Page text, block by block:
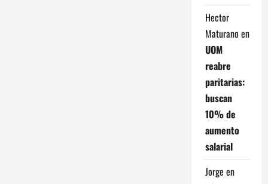
Hector
Maturano en
UOM
reabre
paritarias:
buscan
10% de
aumento
salarial
Jorge en